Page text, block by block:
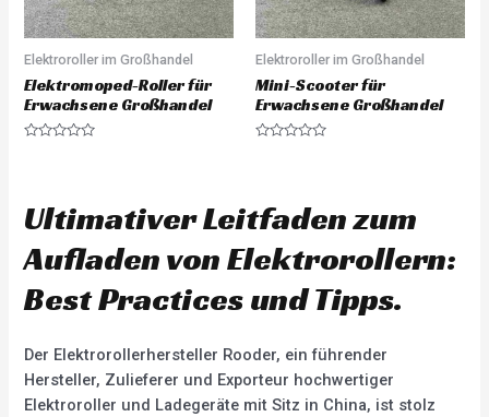
Elektroroller im Großhandel
Elektromoped-Roller für
Erwachsene Großhandel
0
o
t
o
5
Elektroroller im Großhandel
Mini-Scooter für
Erwachsene Großhandel
0
o
t
o
5
Ultimativer Leitfaden zum
Aufladen von Elektrorollern:
Best Practices und Tipps.
Der Elektrorollerhersteller Rooder, ein führender
Hersteller, Zulieferer und Exporteur hochwertiger
Elektroroller und Ladegeräte mit Sitz in China, ist stolz